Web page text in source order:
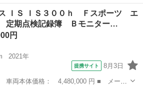
： ＮＸ ■ グレード名： ＮＸ３５０
ッドライト 助手席エアバック 黒革シ
ス
ＩＳ ＩＳ３００ｈ Ｆスポーツ エ
定期点検記録簿 Ｂモニター…
円
2021年
提携サイト 8月3日